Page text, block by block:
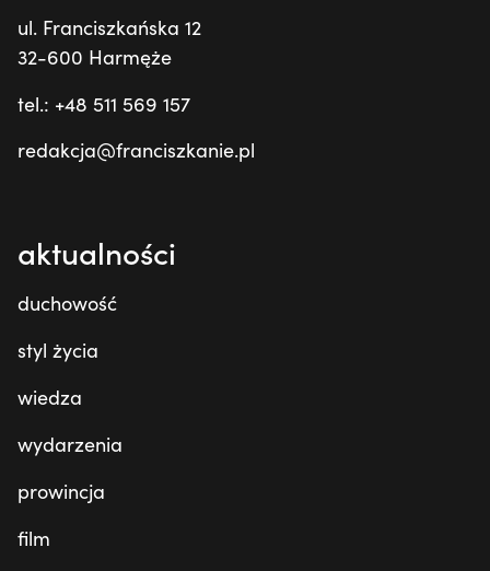
ul. Franciszkańska 12
32-600 Harmęże
tel.: +48 511 569 157
redakcja@franciszkanie.pl
aktualności
duchowość
styl życia
wiedza
wydarzenia
prowincja
film